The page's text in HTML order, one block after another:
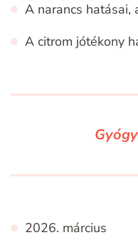
A narancs hatásai,
A citrom jótékony
2026. március